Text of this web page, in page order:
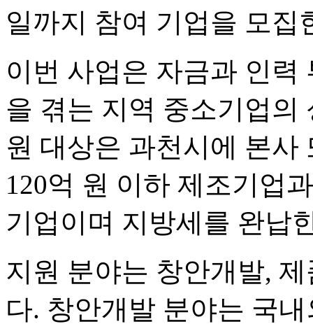
일까지 참여 기업을 모집
이번 사업은 자금과 인력
을 겪는 지역 중소기업의
원 대상은 과천시에 본사
120억 원 이하 제조기업
기업이며 지방세를 완납
지원 분야는 창안개발,
다. 창안개발 분야는 국